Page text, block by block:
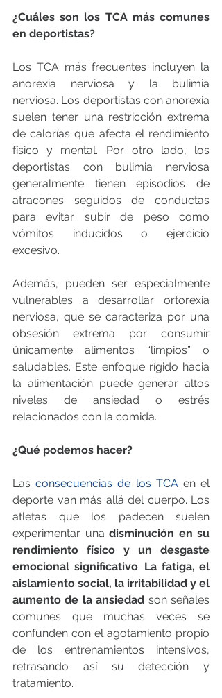
¿Cuáles son los TCA más comunes
en deportistas?
Los TCA más frecuentes incluyen la
anorexia nerviosa y la bulimia
nerviosa. Los deportistas con anorexia
suelen tener una restricción extrema
de calorías que afecta el rendimiento
físico y mental. Por otro lado, los
deportistas con bulimia nerviosa
generalmente tienen episodios de
atracones seguidos de conductas
para evitar subir de peso como
vómitos inducidos o ejercicio
excesivo.
Además, pueden ser especialmente
vulnerables a desarrollar ortorexia
nerviosa, que se caracteriza por una
obsesión extrema por consumir
únicamente alimentos “limpios” o
saludables. Este enfoque rígido hacia
la alimentación puede generar altos
niveles de ansiedad o estrés
relacionados con la comida.
¿Qué podemos hacer?
Las consecuencias de los TCA en el
deporte van más allá del cuerpo. Los
atletas que los padecen suelen
experimentar una disminución en su
rendimiento físico y un desgaste
emocional significativo. La fatiga, el
aislamiento social, la irritabilidad y el
aumento de la ansiedad son señales
comunes que muchas veces se
confunden con el agotamiento propio
de los entrenamientos intensivos,
retrasando así su detección y
tratamiento.